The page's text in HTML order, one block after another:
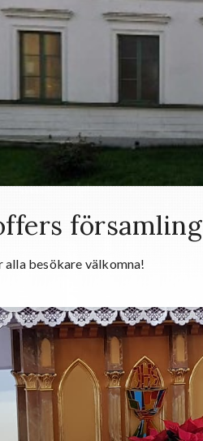
församling
alla besökare välkomna!